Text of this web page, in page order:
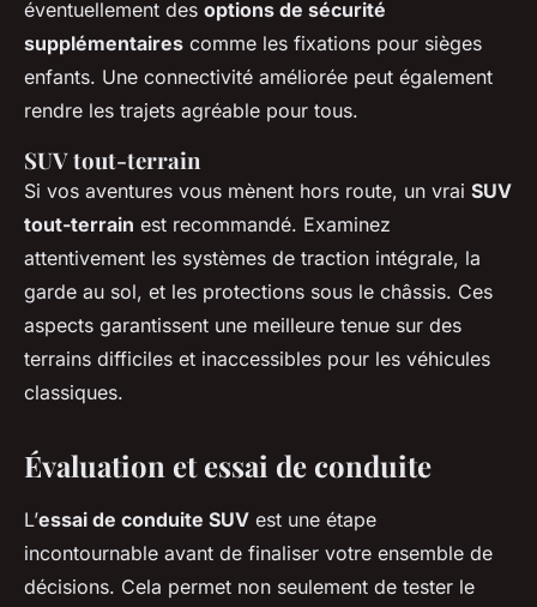
éventuellement des options de sécurité
supplémentaires comme les fixations pour sièges
enfants. Une connectivité améliorée peut également
rendre les trajets agréable pour tous.
SUV tout-terrain
Si vos aventures vous mènent hors route, un vrai SUV
tout-terrain est recommandé. Examinez
attentivement les systèmes de traction intégrale, la
garde au sol, et les protections sous le châssis. Ces
aspects garantissent une meilleure tenue sur des
terrains difficiles et inaccessibles pour les véhicules
classiques.
Évaluation et essai de conduite
L’essai de conduite SUV est une étape
incontournable avant de finaliser votre ensemble de
décisions. Cela permet non seulement de tester le